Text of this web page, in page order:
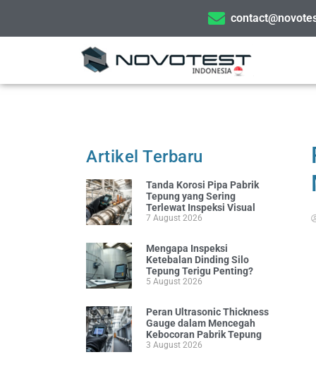
Artikel Terbaru
Tanda Korosi Pipa Pabrik
Tepung yang Sering
Terlewat Inspeksi Visual
7 August 2026
Mengapa Inspeksi
Ketebalan Dinding Silo
Tepung Terigu Penting?
5 August 2026
Peran Ultrasonic Thickness
Gauge dalam Mencegah
Kebocoran Pabrik Tepung
3 August 2026